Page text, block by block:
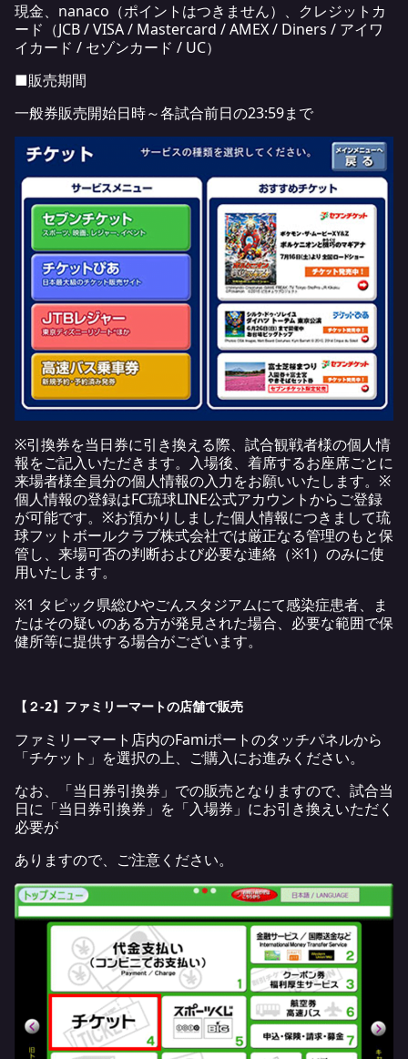
現金、nanaco（ポイントはつきません）、クレジットカ
ード（JCB / VISA / Mastercard / AMEX / Diners / アイワ
イカード / セゾンカード / UC）
■販売期間
一般券販売開始日時～各試合前日の23:59まで
※引換券を当日券に引き換える際、試合観戦者様の個人情
報をご記入いただきます。入場後、着席するお座席ごとに
来場者様全員分の個人情報の入力をお願いいたします。※
個人情報の登録はFC琉球LINE公式アカウントからご登録
が可能です。※お預かりしました個人情報につきまして琉
球フットボールクラブ株式会社では厳正なる管理のもと保
管し、来場可否の判断および必要な連絡（※1）のみに使
用いたします。
※1 タピック県総ひやごんスタジアムにて感染症患者、ま
たはその疑いのある方が発見された場合、必要な範囲で保
健所等に提供する場合がございます。
【２-2】ファミリーマートの店舗で販売
ファミリーマート店内のFamiポートのタッチパネルから
「チケット」を選択の上、ご購入にお進みください。
なお、「当日券引換券」での販売となりますので、試合当
日に「当日券引換券」を「入場券」にお引き換えいただく
必要が
ありますので、ご注意ください。